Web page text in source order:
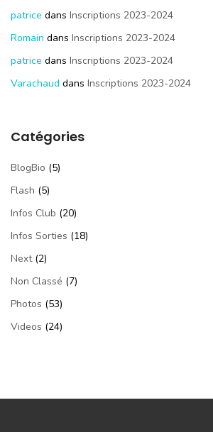
patrice dans Inscriptions 2023-2024
Romain dans Inscriptions 2023-2024
patrice dans Inscriptions 2023-2024
Varachaud dans Inscriptions 2023-2024
Catégories
BlogBio (5)
Flash (5)
Infos Club (20)
Infos Sorties (18)
Next(2)
Non Classé (7)
Photos (53)
Videos (24)